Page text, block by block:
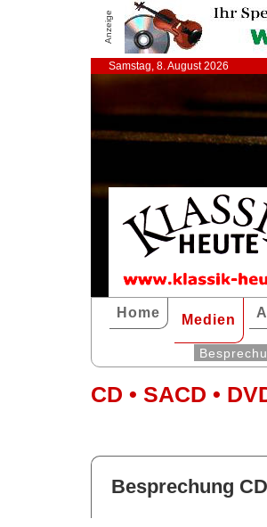
Anzeige
Samstag, 8. August 2026
Home Medien
CD • SACD •
Besprechung